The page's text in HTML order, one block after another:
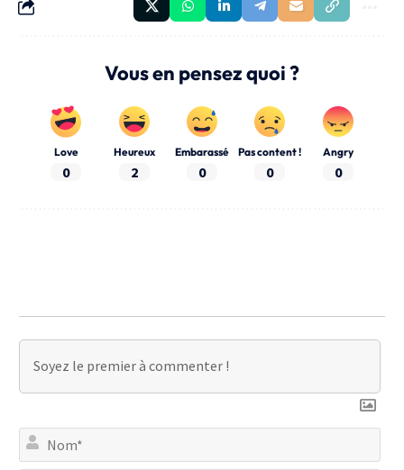
Vous en pensez quoi ?
Love
0
Heureux
2
Embarassé
0
Pas content !
0
Angry
0